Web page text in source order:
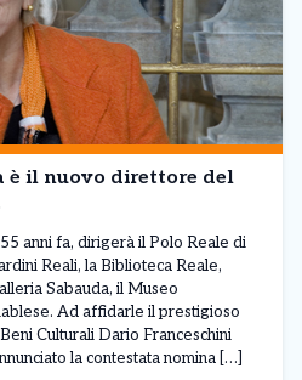
è il nuovo direttore del
anni fa, dirigerà il Polo Reale di
Reali, la Biblioteca Reale,
Sabauda, il Museo
Ad affidarle il prestigioso
Culturali Dario Franceschini
la contestata nomina […]